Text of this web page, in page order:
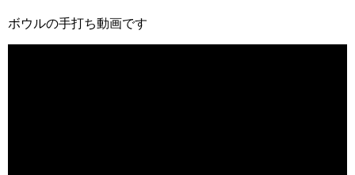
ボウルの手打ち動画です